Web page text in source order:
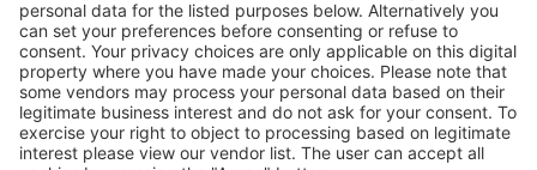
geregistreerde gebruikers.
Accommodaties die u bevallen
Kies uit meer dan 1,3 miljoen accommodaties: hotels,
jeugdherbergen, appartementen en meer.